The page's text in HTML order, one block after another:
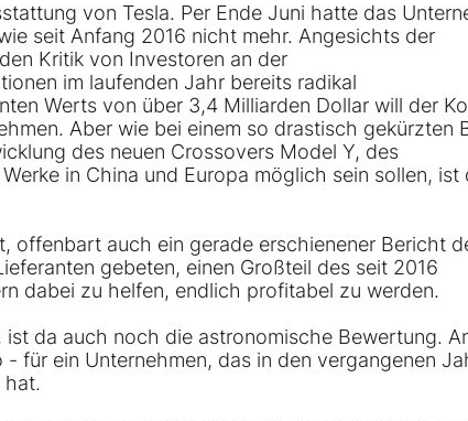
von Tesla. Per Ende Juni hatte das
seit Anfang 2016 nicht mehr. Angesichts der
Kritik von Investoren an der
im laufenden Jahr bereits radikal
Werts von über 3,4 Milliarden Dollar will der
Aber wie bei einem so drastisch gekürzten
des neuen Crossovers Model Y, des
in China und Europa möglich sein sollen, ist
offenbart auch ein gerade erschienener Bericht
gebeten, einen Großteil des seit 2016
dabei zu helfen, endlich profitabel zu werden.
da auch noch die astronomische Bewertung.
für ein Unternehmen, das in den vergangenen
hat.